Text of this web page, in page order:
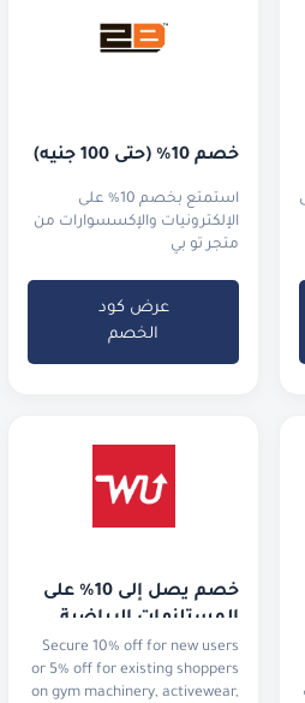
خصم 10% (حتى 100 جنيه)
استمتع بخصم 10% على
الإلكترونيات والإكسسوارات من
متجر تو بي
عرض كود
الخصم
خصم يصل إلى 10% على
المستلزمات الرياضية
Secure 10% off for new users
or 5% off for existing shoppers
on gym machinery, activewear,